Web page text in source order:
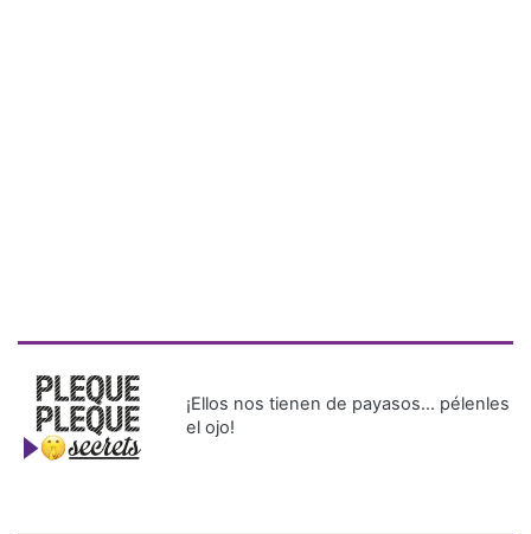
¡Ellos nos tienen de payasos… pélenles
el ojo!